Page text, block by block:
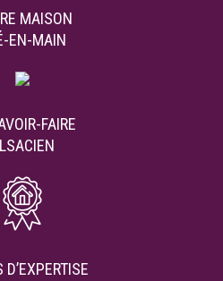
MAISON
EN-MAIN
FAIRE